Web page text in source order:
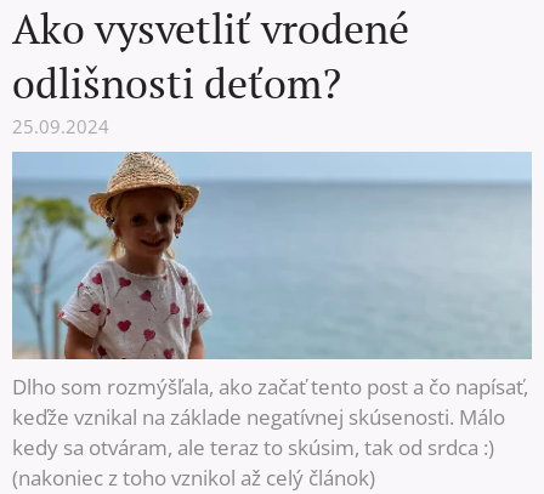
Ako vysvetliť vrodené
odlišnosti deťom?
25.09.2024
Dlho som rozmýšľala, ako začať tento post a čo napísať,
keďže vznikal na základe negatívnej skúsenosti. Málo
kedy sa otváram, ale teraz to skúsim, tak od srdca :)
(nakoniec z toho vznikol až celý článok)